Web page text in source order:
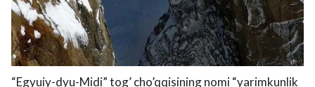
“Egyuiy-dyu-Midi” tog’ cho’qqisining nomi “yarimkunlik